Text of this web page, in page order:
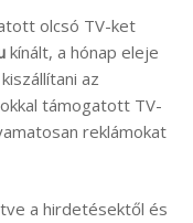
olcsó TV-ket
kínált, a hónap eleje
az
támogatott TV-
reklámokat
a hirdetésektől és